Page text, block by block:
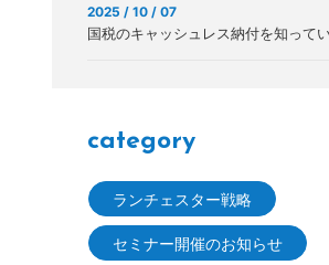
2025 / 10 / 07
国税のキャッシュレス納付を知って
category
ランチェスター戦略
セミナー開催のお知らせ